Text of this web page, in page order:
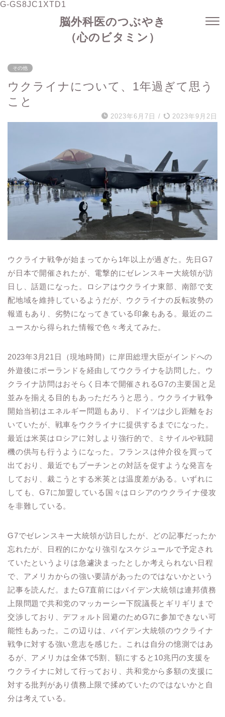
G-GS8JC1XTD1
脳外科医のつぶやき
（心のビタミン）
その他
ウクライナについて、1年過ぎて思う
こと
2023年6月7日 / 2023年9月2日
ウクライナ戦争が始まってから1年以上が過ぎた。先日G7
が日本で開催されたが、電撃的にゼレンスキー大統領が訪
日し、話題になった。ロシアはウクライナ東部、南部で支
配地域を維持しているようだが、ウクライナの反転攻勢の
報道もあり、劣勢になってきている印象もある。最近のニ
ュースから得られた情報で色々考えてみた。
2023年3月21日（現地時間）に岸田総理大臣がインドへの
外遊後にポーランドを経由してウクライナを訪問した。ウ
クライナ訪問はおそらく日本で開催されるG7の主要国と足
並みを揃える目的もあっただろうと思う。ウクライナ戦争
開始当初はエネルギー問題もあり、ドイツは少し距離をお
いていたが、戦車をウクライナに提供するまでになった。
最近は米英はロシアに対しより強行的で、ミサイルや戦闘
機の供与も行うようになった。フランスは仲介役を買って
出ており、最近でもプーチンとの対話を促すような発言を
しており、裁こうとする米英とは温度差がある。いずれに
しても、G7に加盟している国々はロシアのウクライナ侵攻
を非難している。
G7でゼレンスキー大統領が訪日したが、どの記事だったか
忘れたが、日程的にかなり強引なスケジュールで予定され
ていたというよりは急遽決まったとしか考えられない日程
で、アメリカからの強い要請があったのではないかという
記事を読んだ。またG7直前にはバイデン大統領は連邦債務
上限問題で共和党のマッカーシー下院議長とギリギリまで
交渉しており、デフォルト回避のためG7に参加できない可
能性もあった。この辺りは、バイデン大統領のウクライナ
戦争に対する強い意志を感じた。これは自分の憶測ではあ
るが、アメリカは全体で5割、額にすると10兆円の支援を
ウクライナに対して行っており、共和党から多額の支援に
対する批判があり債務上限で揉めていたのではないかと自
分は考えている。